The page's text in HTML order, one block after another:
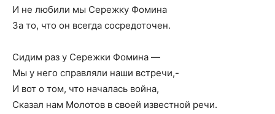
И не любили мы Сережку Фомина
За то, что он всегда сосредоточен.
Сидим раз у Сережки Фомина —
Мы у него справляли наши встречи,-
И вот о том, что началась война,
Сказал нам Молотов в своей известной речи.